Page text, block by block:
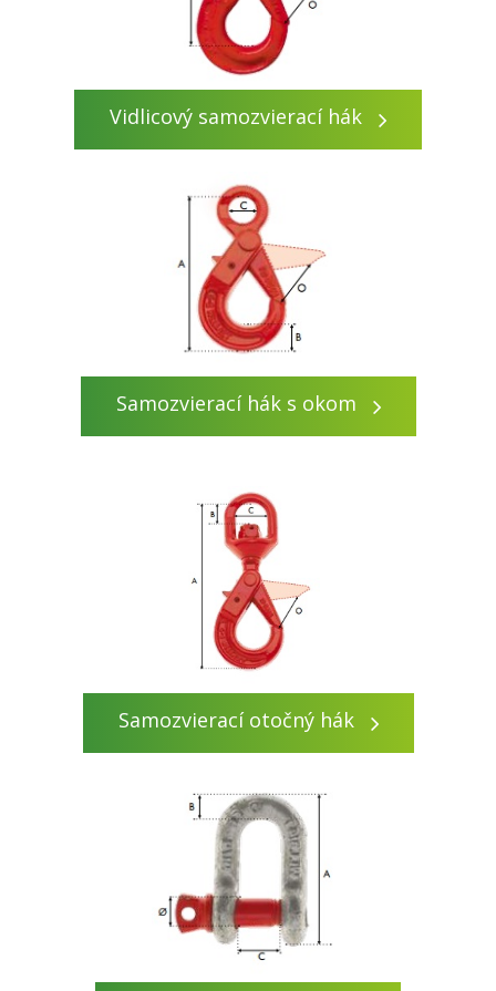
Vidlicový samozvierací hák
Samozvierací hák s okom
Samozvierací otočný hák